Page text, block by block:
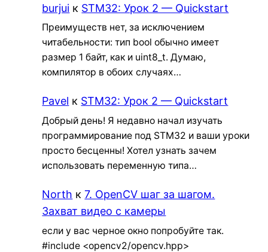
burjui к STM32: Урок 2 — Quickstart
Преимуществ нет, за исключением
читабельности: тип bool обычно имеет
размер 1 байт, как и uint8_t. Думаю,
компилятор в обоих случаях…
Pavel к STM32: Урок 2 — Quickstart
Добрый день! Я недавно начал изучать
программирование под STM32 и ваши уроки
просто бесценны! Хотел узнать зачем
использовать переменную типа…
North к7. OpenCV шаг за шагом.
Захват видео с камеры
если у вас черное окно попробуйте так.
#include <opencv2/opencv.hpp>